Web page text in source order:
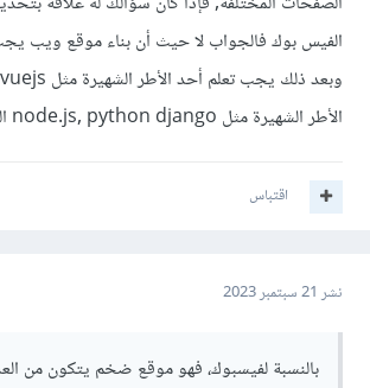
الأطر الشهيرة مثل node.js, python django الذي تساعدك في بناء الواجهة الخلفية للموقع
اقتباس
نشر 21 سبتمبر 2023
بالنسبة لفيسبوك، فهو موقع ضخم يتكون من